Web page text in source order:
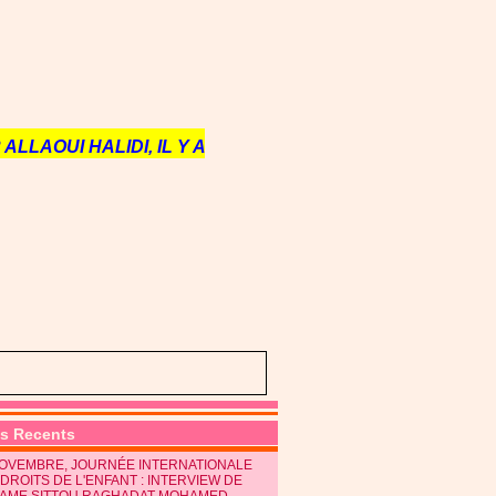
HALIDI, IL Y A
Recents
JOURNÉE INTERNATIONALE
DE L'ENFANT : INTERVIEW DE